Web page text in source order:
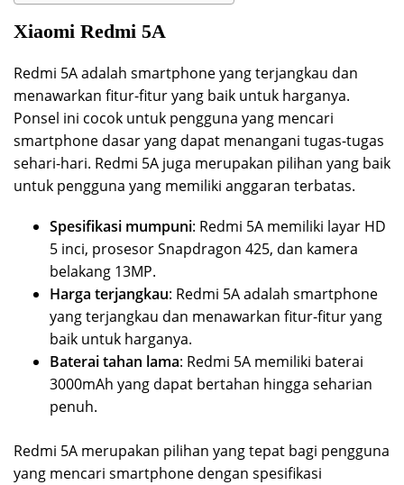
Xiaomi Redmi 5A
Redmi 5A adalah smartphone yang terjangkau dan
menawarkan fitur-fitur yang baik untuk harganya.
Ponsel ini cocok untuk pengguna yang mencari
smartphone dasar yang dapat menangani tugas-tugas
sehari-hari. Redmi 5A juga merupakan pilihan yang baik
untuk pengguna yang memiliki anggaran terbatas.
Spesifikasi mumpuni: Redmi 5A memiliki layar HD
5 inci, prosesor Snapdragon 425, dan kamera
belakang 13MP.
Harga terjangkau: Redmi 5A adalah smartphone
yang terjangkau dan menawarkan fitur-fitur yang
baik untuk harganya.
Baterai tahan lama: Redmi 5A memiliki baterai
3000mAh yang dapat bertahan hingga seharian
penuh.
Redmi 5A merupakan pilihan yang tepat bagi pengguna
yang mencari smartphone dengan spesifikasi